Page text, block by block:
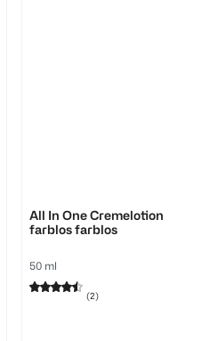
All In One Cremelotion
farblos farblos
50 ml
(2)